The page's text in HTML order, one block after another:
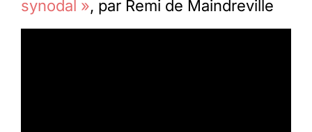
synodal », par Remi de Maindreville